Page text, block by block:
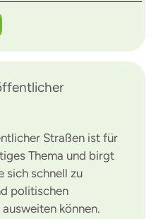
Straßen ist für
Thema und birgt
sich schnell zu
politischen
können.